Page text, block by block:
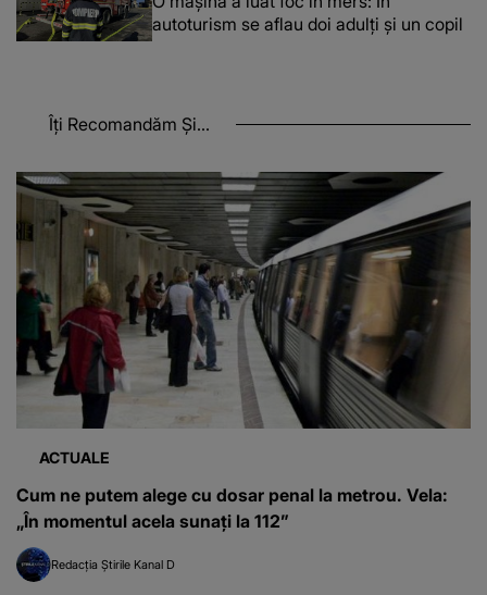
autoturism se aflau doi adulți și un copil
Îți Recomandăm Și...
ACTUALE
Cum ne putem alege cu dosar penal la metrou. Vela:
„În momentul acela sunaţi la 112”
Redacția Știrile Kanal D